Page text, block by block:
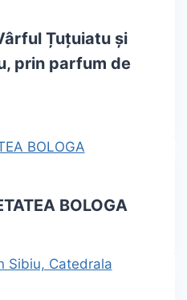
Țuțuiatu și
prin parfum de
BOLOGA